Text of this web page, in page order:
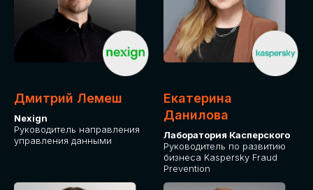
Дмитрий Лемеш
Nexign
Руководитель направления
управления данными
Екатерина
Данилова
Лаборатория Касперского
Руководитель по развитию
бизнеса Kaspersky Fraud
Prevention
ДЛЯ ОПЛАТЫ БИЛЕТОВ
Оплата через сервис Timepad
ПРИОБРЕСТИ БИЛЕТ